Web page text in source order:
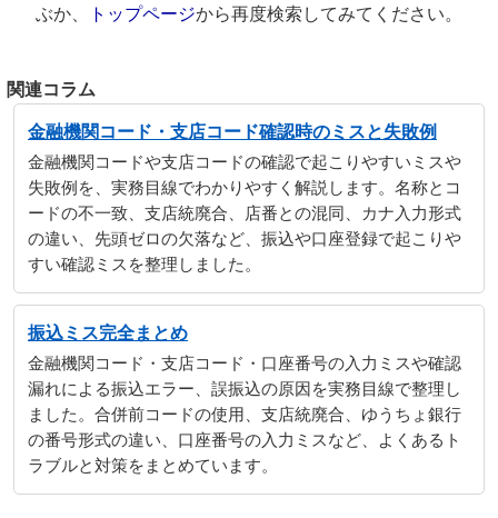
ぶか、
トップページから再度検索してみてください。
関連コラム
金融機関コード・支店コード確認時のミスと失敗例
金融機関コードや支店コードの確認で起こりやすいミスや
失敗例を、実務目線でわかりやすく解説します。名称とコ
ードの不一致、支店統廃合、店番との混同、カナ入力形式
の違い、先頭ゼロの欠落など、振込や口座登録で起こりや
すい確認ミスを整理しました。
振込ミス完全まとめ
金融機関コード・支店コード・口座番号の入力ミスや確認
漏れによる振込エラー、誤振込の原因を実務目線で整理し
ました。合併前コードの使用、支店統廃合、ゆうちょ銀行
の番号形式の違い、口座番号の入力ミスなど、よくあるト
ラブルと対策をまとめています。